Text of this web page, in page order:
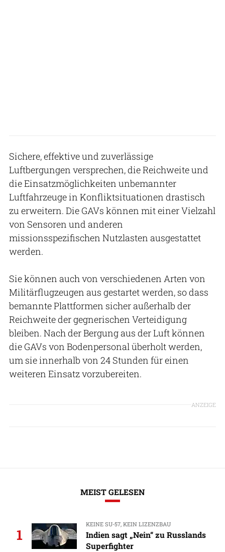
Sichere, effektive und zuverlässige
Luftbergungen versprechen, die Reichweite und
die Einsatzmöglichkeiten unbemannter
Luftfahrzeuge in Konfliktsituationen drastisch
zu erweitern. Die GAVs können mit einer Vielzahl
von Sensoren und anderen
missionsspezifischen Nutzlasten ausgestattet
werden.
Sie können auch von verschiedenen Arten von
Militärflugzeugen aus gestartet werden, so dass
bemannte Plattformen sicher außerhalb der
Reichweite der gegnerischen Verteidigung
bleiben. Nach der Bergung aus der Luft können
die GAVs von Bodenpersonal überholt werden,
um sie innerhalb von 24 Stunden für einen
weiteren Einsatz vorzubereiten.
ANZEIGE
MEIST GELESEN
1
KEINE SU-57, KEIN LIZENZBAU
Indien sagt „Nein“ zu Russlands
Superfighter